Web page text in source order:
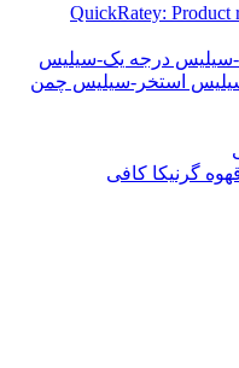
QuickRatey: Product
سیلیس درجه یک-سیلیس
استخر-سیلیس چمن
گرنیکا کافی